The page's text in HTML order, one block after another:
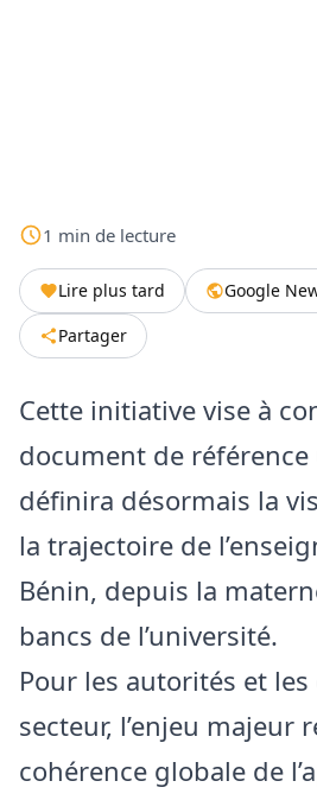
1 min de lecture
Lire plus tard Google
Partager
Cette initiative vise à
document de
définira désormais la
la trajectoire de
Bénin, depuis la
bancs de l’université.
​Pour les autorités et
secteur, l’enjeu majeur
cohérence globale de